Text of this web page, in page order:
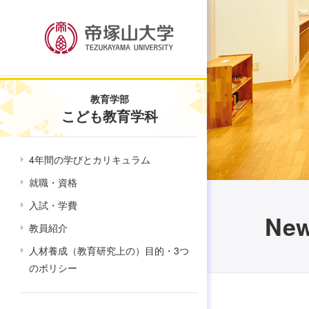
教育学部
こども教育学科
4年間の学びとカリキュラム
就職・資格
入試・学費
教員紹介
人材養成（教育研究上の）目的・3つ
のポリシー